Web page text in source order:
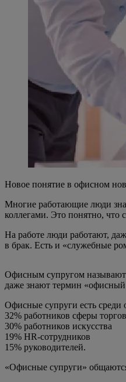
Новое понятие в офисном
Многие работающие люди
коллегами. Это понятно, что
На работе люди работают,
в брак. Есть и «служебные
Офисным супругом называют
даже знают термин «офисный
Офисные супруги есть
32% работников сферы
30% работников искусства
19% HR-сотрудников
15% руководителей.
«Офисные супруги»